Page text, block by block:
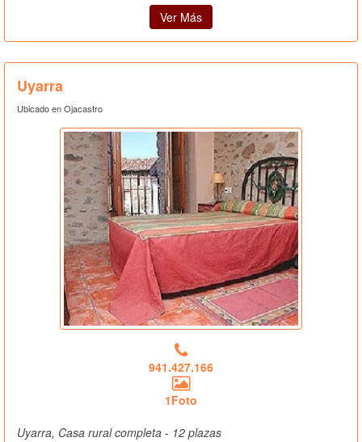
Ver Más
Uyarra
Ubicado en Ojacastro
941.427.166
1Foto
Uyarra, Casa rural completa - 12 plazas